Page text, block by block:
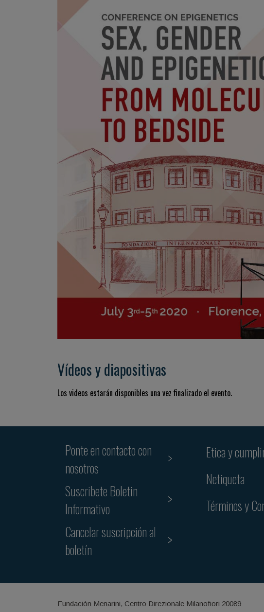
Vídeos y diapositivas
Los videos estarán disponibles una vez finalizado el evento.
Ponte en contacto con
nosotros
Suscribete Boletin
Informativo
Cancelar suscripción al
boletín
Etica y
Netiqueta
Términos y
Fundación Menarini, Centro Direzionale Milanofiori 20089